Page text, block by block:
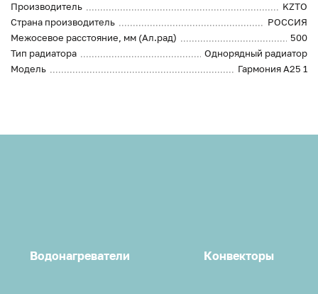
Производитель
KZTO
Страна производитель
РОССИЯ
Межосевое расстояние, мм (Ал.рад)
500
Тип радиатора
Однорядный радиатор
Модель
Гармония А25 1
Водонагреватели Конвекторы